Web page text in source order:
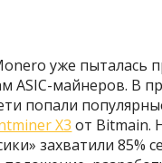
уже пыталась
ASIC-майнеров. В
попали
X3 от Bitmain.
захватили 85%